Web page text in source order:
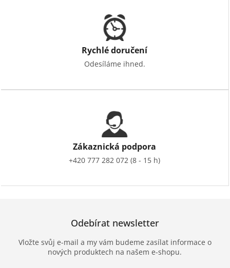
Rychlé doručení
Odesíláme ihned.
Zákaznická podpora
+420 777 282 072 (8 - 15 h)
Odebírat newsletter
Vložte svůj e-mail a my vám budeme zasílat informace o
nových produktech na našem e-shopu.